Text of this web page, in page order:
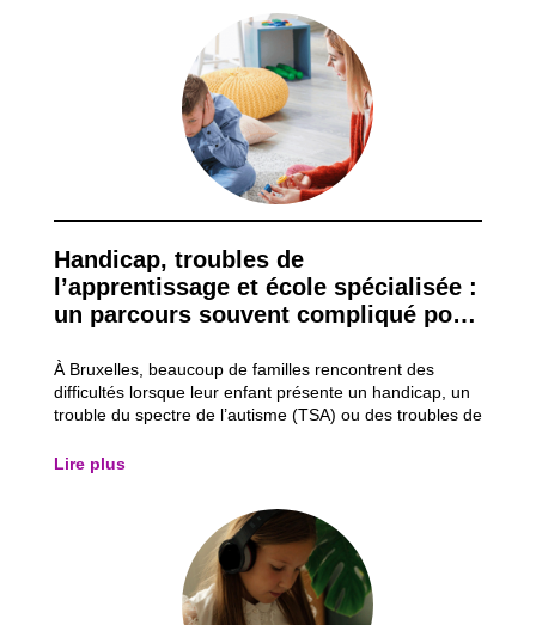
Handicap, troubles de
l’apprentissage et école spécialisée :
un parcours souvent compliqué pour
À Bruxelles, beaucoup de familles rencontrent des
difficultés lorsque leur enfant présente un handicap, un
trouble du spectre de l’autisme (TSA) ou des troubles de
la dyspraxie (gestes). Même s’il existe des aides et des
Lire plus